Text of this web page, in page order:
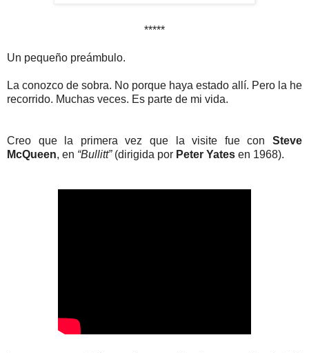
*****
Un pequeño preámbulo.
La conozco de sobra. No porque haya estado allí. Pero la he
recorrido. Muchas veces. Es parte de mi vida.
Creo que la primera vez que la visite fue con Steve
McQueen, en “Bullitt”(dirigida por Peter Yates en 1968).